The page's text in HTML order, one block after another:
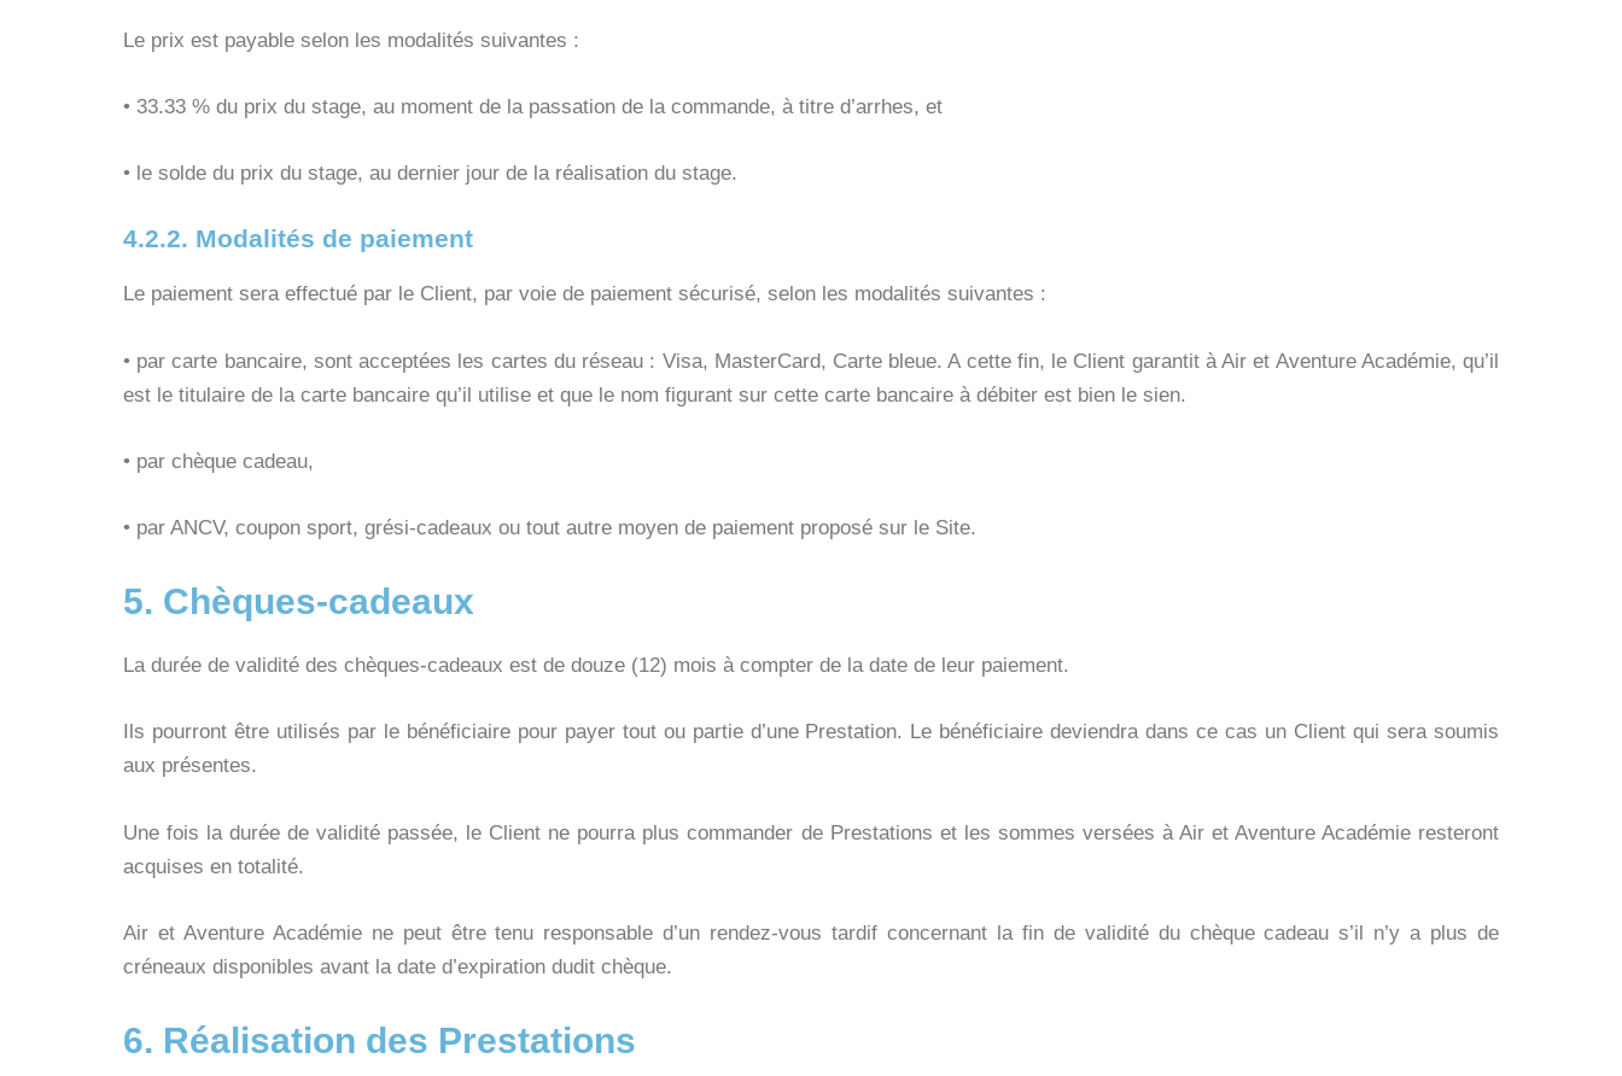
Le prix est payable selon les modalités suivantes :
• 33.33 % du prix du stage, au moment de la passation de la commande, à titre d’arrhes, et
• le solde du prix du stage, au dernier jour de la réalisation du stage.
4.2.2. Modalités de paiement
Le paiement sera effectué par le Client, par voie de paiement sécurisé, selon les modalités suivantes :
• par carte bancaire, sont acceptées les cartes du réseau : Visa, MasterCard, Carte bleue. A cette fin, le Client garantit à Air et Aventure Académie, qu’il
est le titulaire de la carte bancaire qu’il utilise et que le nom figurant sur cette carte bancaire à débiter est bien le sien.
• par chèque cadeau,
• par ANCV, coupon sport, grési-cadeaux ou tout autre moyen de paiement proposé sur le Site.
5. Chèques-cadeaux
La durée de validité des chèques-cadeaux est de douze (12) mois à compter de la date de leur paiement.
Ils pourront être utilisés par le bénéficiaire pour payer tout ou partie d’une Prestation. Le bénéficiaire deviendra dans ce cas un Client qui sera soumis
aux présentes.
Une fois la durée de validité passée, le Client ne pourra plus commander de Prestations et les sommes versées à Air et Aventure Académie resteront
acquises en totalité.
Air et Aventure Académie ne peut être tenu responsable d’un rendez-vous tardif concernant la fin de validité du chèque cadeau s’il n’y a plus de
créneaux disponibles avant la date d’expiration dudit chèque.
6. Réalisation des Prestations